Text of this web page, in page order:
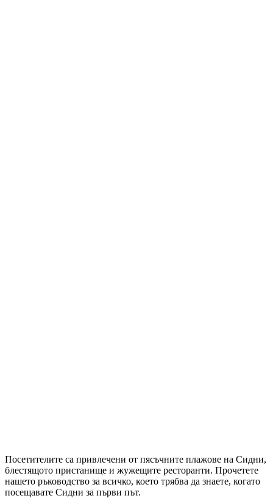
Посетителите са привлечени от пясъчните плажове на Сидни,
блестящото пристанище и жужещите ресторанти. Прочетете
нашето ръководство за всичко, което трябва да знаете, когато
посещавате Сидни за първи път.